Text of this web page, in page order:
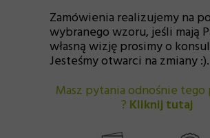
Zamówienia realizujemy na
wybranego wzoru, jeśli mają
własną wizję prosimy o
Jesteśmy otwarci na zmiany :).
Masz pytania odnośnie
? Kliknij tutaj